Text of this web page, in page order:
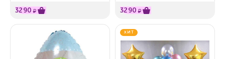
3290 ₽ 3290 ₽
ХИТ